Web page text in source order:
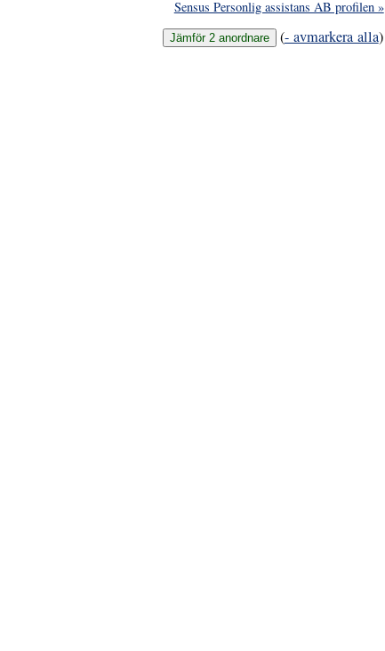
Sensus Personlig assistans AB profilen »
(- avmarkera alla)